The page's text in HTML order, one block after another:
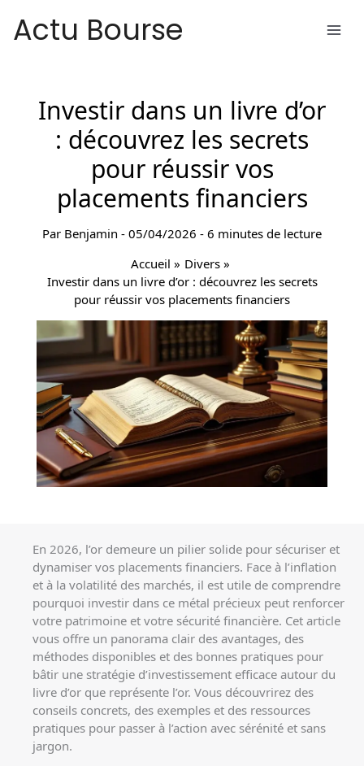
contenu
Actu Bourse
Investir dans un livre d’or
: découvrez les secrets
pour réussir vos
placements financiers
Par Benjamin - 05/04/2026 - 6 minutes de lecture
Accueil
Divers
Investir dans un livre d’or : découvrez les secrets
pour réussir vos placements financiers
En 2026, l’or demeure un pilier solide pour sécuriser et
dynamiser vos placements financiers. Face à l’inflation
et à la volatilité des marchés, il est utile de comprendre
pourquoi investir dans ce métal précieux peut renforcer
votre patrimoine et votre sécurité financière. Cet article
vous offre un panorama clair des avantages, des
méthodes disponibles et des bonnes pratiques pour
bâtir une stratégie d’investissement efficace autour du
livre d’or que représente l’or. Vous découvrirez des
conseils concrets, des exemples et des ressources
pratiques pour passer à l’action avec sérénité et sans
jargon.